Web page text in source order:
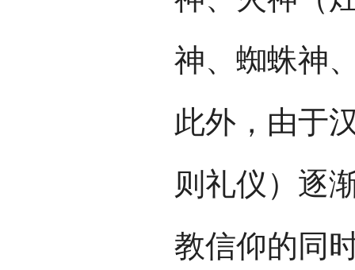
神、蜘蛛神
此外，由于
则礼仪）逐
教信仰的同